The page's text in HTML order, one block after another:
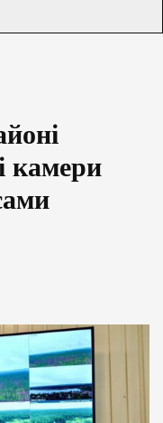
камери